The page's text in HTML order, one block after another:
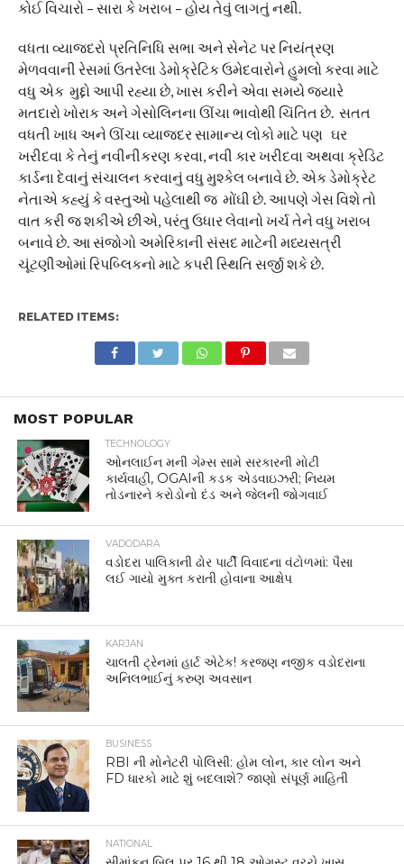
કોઈ વિચારો – સારા કે ખરાબ – હોય તેવું લાગતું નથી.
વધતા વ્યાજદરો પ્રતિનિધિ સભા અને સેનેટ પર નિયંત્રણ
મેળવવાની રેસમાં ઉતરેલા ડેમોક્રેટિક ઉમેદવારોને હુમલો કરવા માટે
વધુ એક મુદ્દો આપી રહ્યા છે, ખાસ કરીને એવા સમયે જ્યારે
મતદારો ખોરાક અને ગેસોલિનના ઊંચા ભાવોથી ચિંતિત છે. સતત
વધતી ખાધ અને ઊંચા વ્યાજદર સામાન્ય લોકો માટે પણ ઘર
ખરીદવા કે તેનું નવીનીકરણ કરવા, નવી કાર ખરીદવા અથવા ક્રેડિટ
કાર્ડના દેવાનું સંચાલન કરવાનું વધુ મુશ્કેલ બનાવે છે. એક ડેમોક્રેટ
નેતાએ કહ્યું કે વસ્તુઓ પહેલાથી જ મોંઘી છે. આપણે ગેસ વિશે તો
વાત કરી જ શકીએ છીએ, પરંતુ ઉધાર લેવાનો ખર્ચ તેને વધુ ખરાબ
બનાવે છે. આ સંજોગો અમેરિકાની સંસદ માટેની મધ્યસત્રી
ચૂંટણીઓમાં રિપબ્લિકનો માટે કપરી સ્થિતિ સર્જી શકે છે.
RELATED ITEMS:
MOST POPULAR
TECHNOLOGY
ઓનલાઈન મની ગેમ્સ સામે સરકારની મોટી
કાર્યવાહી, OGAIની કડક એડવાઇઝરી; નિયમ
તોડનારને કરોડોનો દંડ અને જેલની જોગવાઈ
VADODARA
વડોદરા પાલિકાની ઢોર પાર્ટી વિવાદના વંટોળમાં: પૈસા
લઈ ગાયો મુક્ત કરાતી હોવાના આક્ષેપ
KARJAN
ચાલતી ટ્રેનમાં હાર્ટ એટેક! કરજણ નજીક વડોદરાના
અનિલભાઈનું કરુણ અવસાન
BUSINESS
RBI ની મોનેટરી પોલિસી: હોમ લોન, કાર લોન અને
FD ધારકો માટે શું બદલાશે? જાણો સંપૂર્ણ માહિતી
NATIONAL